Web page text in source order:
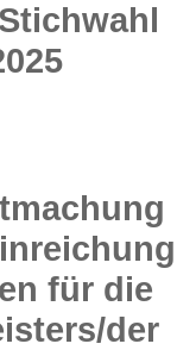
für die
der